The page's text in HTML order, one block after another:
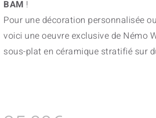
BAM !
Pour une décoration personnalisée
voici une oeuvre exclusive de Némo
sous-plat en céramique stratifié sur